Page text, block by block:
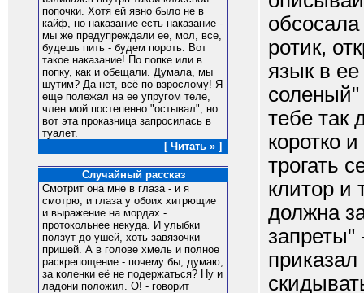
попочки. Хотя ей явно было не в
кайф, но наказание есть наказание -
мы же предупреждали ее, мол, все,
будешь пить - будем пороть. Вот
такое наказание! По попке или в
попку, как и обещали. Думала, мы
шутим? Да нет, всё по-взрослому! Я
еще полежал на ее упругом теле,
член мой постепенно "остывал", но
вот эта проказница запросилась в
туалет.
[ Читать » ]
Случайный рассказ
Смотрит она мне в глаза - и я
смотрю, и глаза у обоих хитрющие
и выражение на мордах -
протокольнее некуда. И улыбки
ползут до ушей, хоть завязочки
пришей. А в голове хмель и полное
раскрепощение - почему бы, думаю,
за коленки её не подержаться? Ну и
ладони положил. О! - говорит
ротик,
язык в
соленый"
тебе так
коротко
трогать
клитор и
должна
запреты"